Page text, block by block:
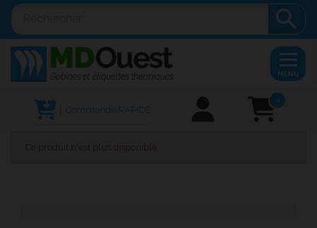

0
Commande RAPIDE
MENU